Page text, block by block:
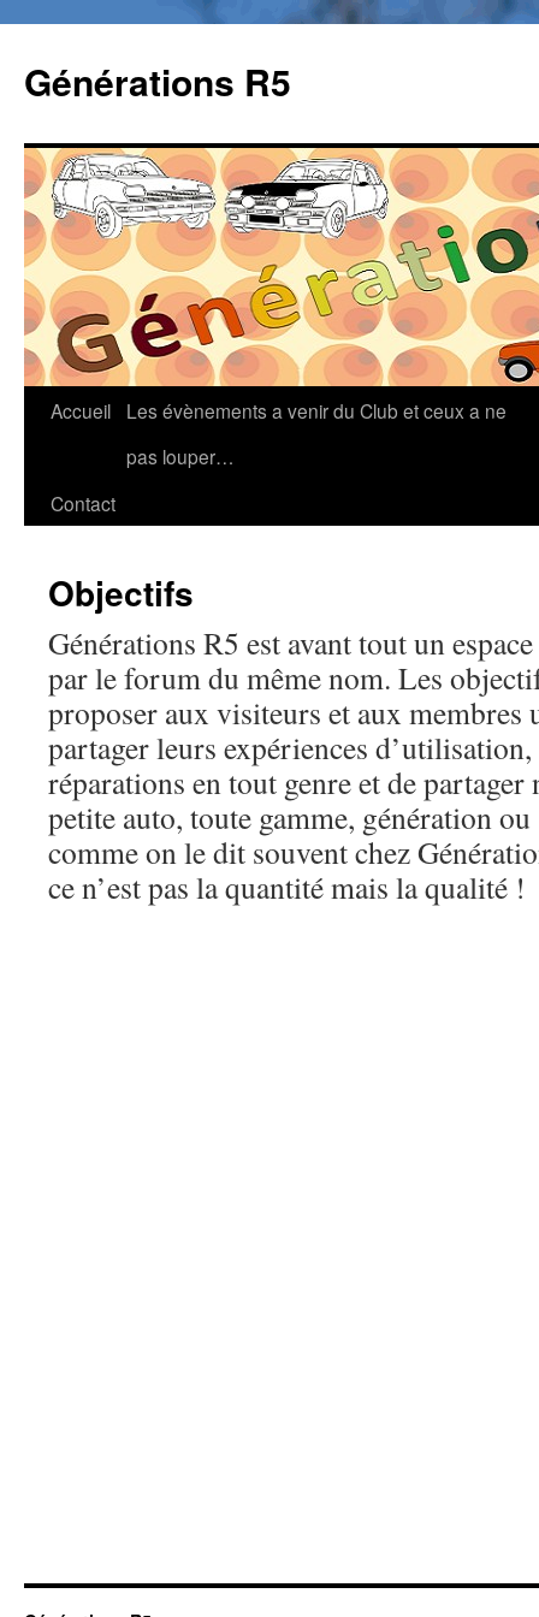
Générations R5
Aller
contenu
Accueil
Les évènements a venir du Club et ceux a ne
pas louper…
Contact
Objectifs
Générations R5 est avant tout un
par le forum du même nom. Les
proposer aux visiteurs et aux
partager leurs expériences
réparations en tout genre et de
petite auto, toute gamme, génération
comme on le dit souvent chez
ce n’est pas la quantité mais la qualité !